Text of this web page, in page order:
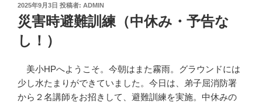
投
稿
日:
2025年9月3日 投稿者: ADMIN
災害時避難訓練（中休み・予告な
し！）
美小HPへようこそ。今朝はまた霧雨。グラウンドには
少し水たまりができていました。今日は、弟子屈消防署
から２名講師をお招きして、避難訓練を実施。中休みの